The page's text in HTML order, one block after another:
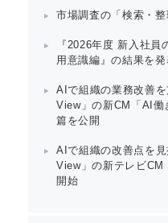
市場調査の「検索・
『2026年度 新入社
用意識編』の結果を発
AIで組織の業務改善
View」の新CM「AI働
篇を公開
AIで組織の改善点を
View」の新テレビCM
開始